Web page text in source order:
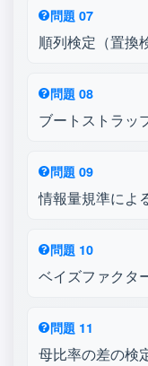
問題 07
順列検定（置換
問題 08
ブートストラッ
問題 09
情報量規準によ
問題 10
ベイズファクタ
問題 11
母比率の差の検